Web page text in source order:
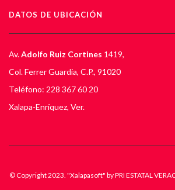
DATOS DE UBICACIÓN
Av.Adolfo Ruiz Cortines 1419,
Col. Ferrer Guardia, C.P., 91020
Teléfono: 228 367 60 20
Xalapa-Enríquez, Ver.
© Copyright 2023. "Xalapasoft" by PRI ESTATAL